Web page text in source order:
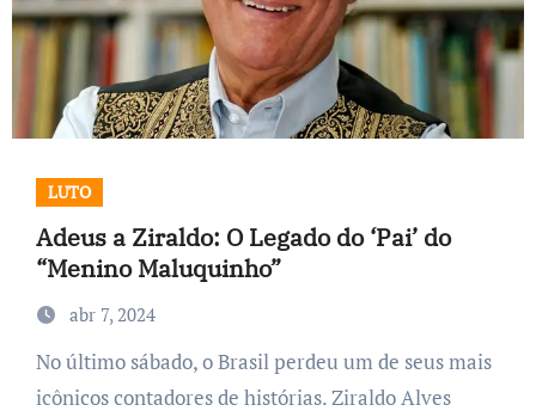
LUTO
Adeus a Ziraldo: O Legado do ‘Pai’ do
“Menino Maluquinho”
abr 7, 2024
No último sábado, o Brasil perdeu um de seus mais
icônicos contadores de histórias. Ziraldo Alves